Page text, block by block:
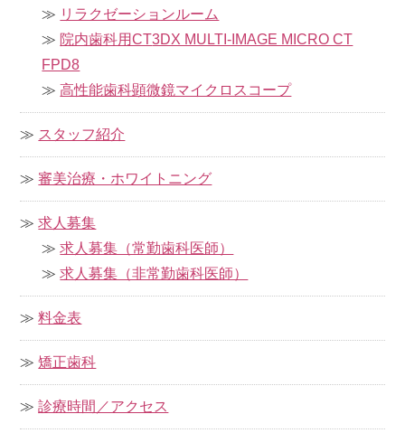
リラクゼーションルーム
院内歯科用CT3DX MULTI-IMAGE MICRO CT
FPD8
高性能歯科顕微鏡マイクロスコープ
スタッフ紹介
審美治療・ホワイトニング
求人募集
求人募集（常勤歯科医師）
求人募集（非常勤歯科医師）
料金表
矯正歯科
診療時間／アクセス